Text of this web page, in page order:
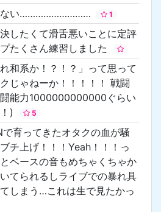
ない……………………… 1
したくて滑舌悪いことに定評
たくさん練習しました
和系か！？！？」って思って
じゃねーか！！！！！ 戦闘
能力1000000000000ぐらい
)
5
育ってきたオタクの血が騒
チ上げ！！！Yeah！！！っ
ベースの音もめちゃくちゃか
てられるしライブでの暴れ具
しまう…これは生で見たかっ